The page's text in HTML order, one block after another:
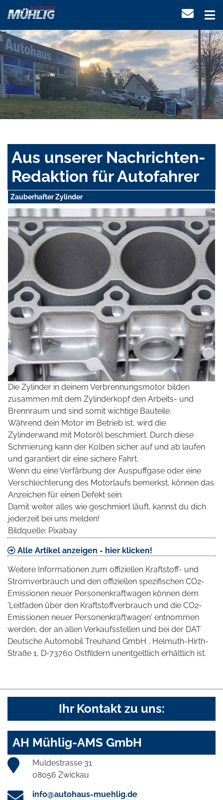
Aus unserer Nachrichten-
Redaktion für Autofahrer
Zauberhafter Zylinder
Die Zylinder in deinem Verbrennungsmotor bilden
zusammen mit dem Zylinderkopf den Arbeits- und
Brennraum und sind somit wichtige Bauteile.
Während dein Motor im Betrieb ist, wird die
Zylinderwand mit Motoröl beschmiert. Durch diese
Schmierung kann der Kolben sicher auf und ab laufen
und garantiert dir eine sichere Fahrt.
Wenn du eine Verfärbung der Auspuffgase oder eine
Verschlechterung des Motorlaufs bemerkst, können das
Anzeichen für einen Defekt sein.
Damit weiter alles wie geschmiert läuft, kannst du dich
jederzeit bei uns melden!
Bildquelle: Pixabay
Alle Artikel anzeigen - hier klicken!
Weitere Informationen zum offiziellen Kraftstoff- und
Stromverbrauch und den offiziellen spezifischen CO2-
Emissionen neuer Personenkraftwagen können dem
'Leitfaden über den Kraftstoffverbrauch und die CO2-
Emissionen neuer Personenkraftwagen' entnommen
werden, der an allen Verkaufsstellen und bei der DAT
Deutsche Automobil Treuhand GmbH , Helmuth-Hirth-
Straße 1, D-73760 Ostfildern unentgeltlich erhältlich ist.
Ihr Kontakt zu uns:
AH Mühlig-AMS GmbH
Muldestrasse 31
08056 Zwickau
info@autohaus-muehlig.de